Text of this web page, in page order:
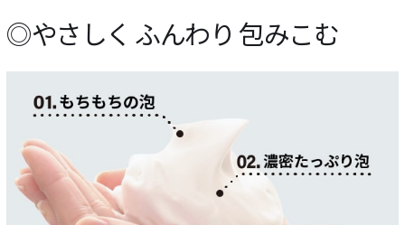
◎やさしく ふんわり 包みこむ